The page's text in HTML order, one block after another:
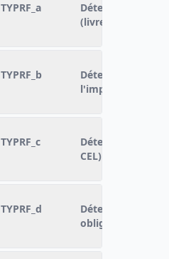
TYPRF_a
Détention de
(livret A ou bleu,
TYPRF_b
Détention de
l'impôt (livret B,
TYPRF_c
Détention
CEL)
TYPRF_d
Détention de
obligations,